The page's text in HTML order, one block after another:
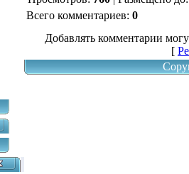
Всего комментариев: 0
Добавлять комментарии
[